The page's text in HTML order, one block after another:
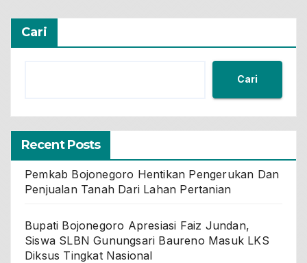
Cari
Cari
Recent Posts
Pemkab Bojonegoro Hentikan Pengerukan Dan
Penjualan Tanah Dari Lahan Pertanian
Bupati Bojonegoro Apresiasi Faiz Jundan,
Siswa SLBN Gunungsari Baureno Masuk LKS
Diksus Tingkat Nasional